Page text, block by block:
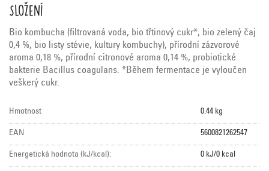
Složení
Bio kombucha (filtrovaná voda, bio třtinový cukr*, bio zelený čaj
0,4 %, bio listy stévie, kultury kombuchy), přírodní zázvorové
aroma 0,18 %, přírodní citronové aroma 0,14 %, probiotické
bakterie Bacillus coagulans. *Během fermentace je vyloučen
veškerý cukr.
Hmotnost 0.44 kg
EAN 5600821262547
Energetická hodnota (kJ/kcal): 0 kJ/0 kcal